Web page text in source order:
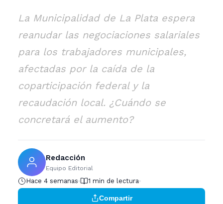
La Municipalidad de La Plata espera
reanudar las negociaciones salariales
para los trabajadores municipales,
afectadas por la caída de la
coparticipación federal y la
recaudación local. ¿Cuándo se
concretará el aumento?
Redacción
Equipo Editorial
Hace 4 semanas 1 min de lectura
Compartir